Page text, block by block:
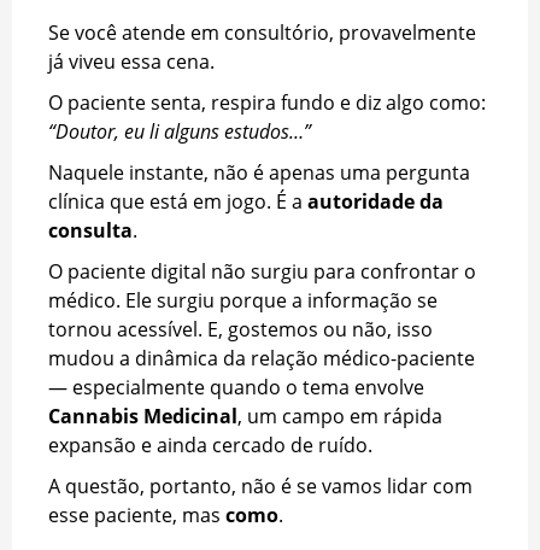
Se você atende em consultório, provavelmente
já viveu essa cena.
O paciente senta, respira fundo e diz algo como:
“Doutor, eu li alguns estudos…”
Naquele instante, não é apenas uma pergunta
clínica que está em jogo. É a autoridade da
consulta.
O paciente digital não surgiu para confrontar o
médico. Ele surgiu porque a informação se
tornou acessível. E, gostemos ou não, isso
mudou a dinâmica da relação médico-paciente
— especialmente quando o tema envolve
Cannabis Medicinal, um campo em rápida
expansão e ainda cercado de ruído.
A questão, portanto, não é se vamos lidar com
esse paciente, mas como.